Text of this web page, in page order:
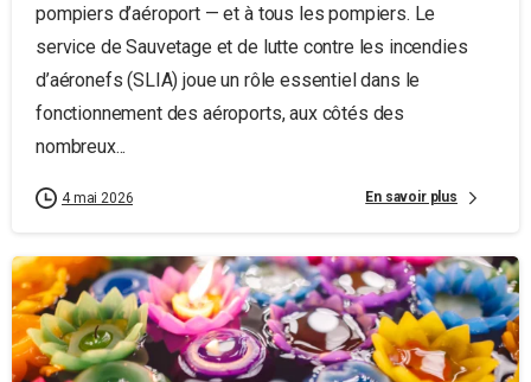
pompiers d’aéroport — et à tous les pompiers. Le
service de Sauvetage et de lutte contre les incendies
d’aéronefs (SLIA) joue un rôle essentiel dans le
fonctionnement des aéroports, aux côtés des
nombreux...
4 mai 2026 En savoir plus